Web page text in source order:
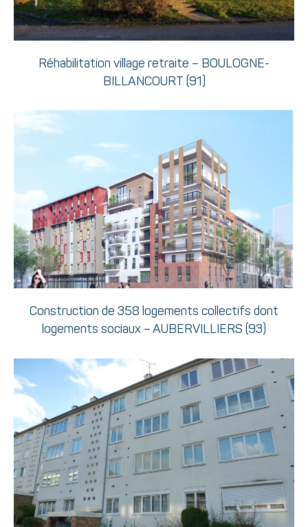
Réhabilitation village retraite – BOULOGNE-
BILLANCOURT (91)
Construction de 358 logements collectifs dont
logements sociaux – AUBERVILLIERS (93)